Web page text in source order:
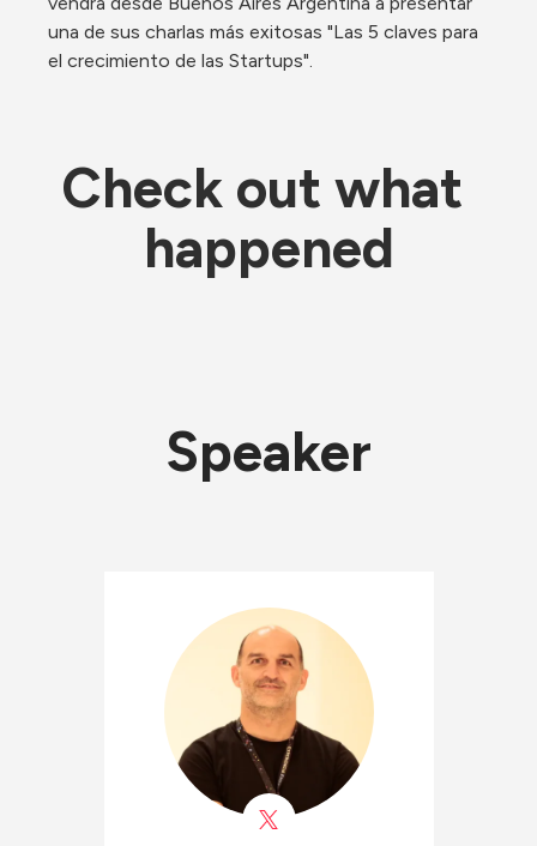
una de sus charlas más exitosas "Las 5 claves para
el crecimiento de las Startups".
Check out what
happened
Speaker